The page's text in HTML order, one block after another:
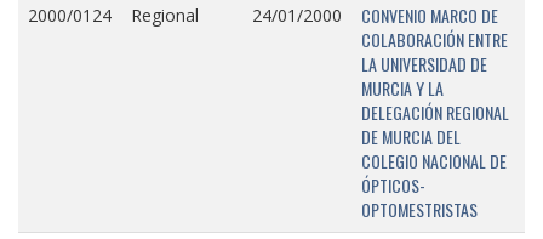
2000/0124 Regional 24/01/2000
CONVENIO MARCO DE
COLABORACIÓN ENTRE
LA UNIVERSIDAD DE
MURCIA Y LA
DELEGACIÓN REGIONAL
DE MURCIA DEL
COLEGIO NACIONAL DE
ÓPTICOS-
OPTOMESTRISTAS